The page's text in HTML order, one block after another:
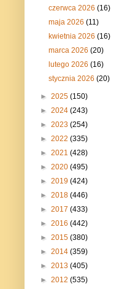
czerwca 2026(16)
maja 2026(11)
kwietnia 2026(16)
marca 2026(20)
lutego 2026(16)
stycznia 2026(20)
► 2025 (150)
► 2024 (243)
► 2023 (254)
► 2022 (335)
► 2021 (428)
► 2020 (495)
► 2019 (424)
► 2018 (446)
► 2017 (433)
► 2016 (442)
► 2015 (380)
► 2014 (359)
► 2013 (405)
► 2012 (535)